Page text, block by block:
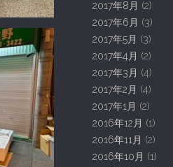
2017年8月 (2)
2017年6月 (3)
2017年5月 (3)
2017年4月 (2)
2017年3月 (4)
2017年2月 (4)
2017年1月 (2)
2016年12月 (1)
2016年11月 (2)
2016年10月 (1)